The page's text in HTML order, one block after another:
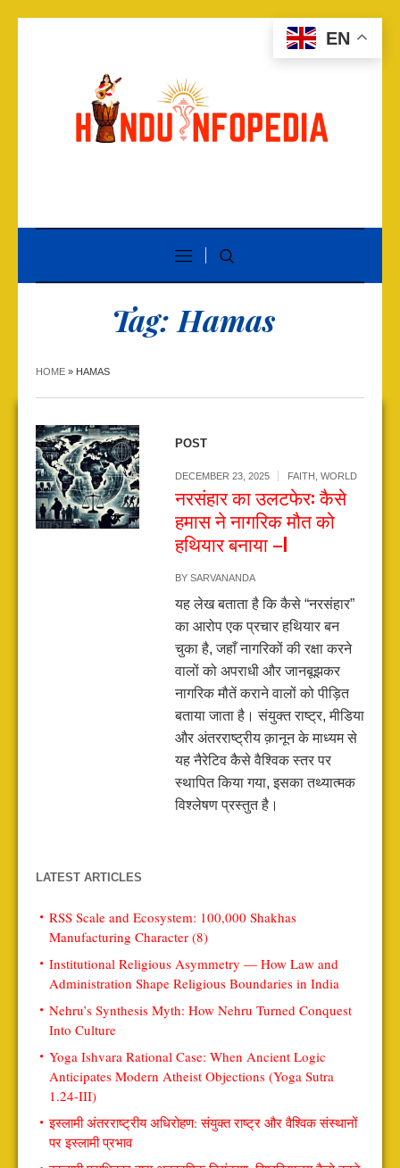
Tag: Hamas
HOME » HAMAS
POST
DECEMBER 23, 2025 FAITH WORLD
नरसंहार का उलटफेर: कैसे
हमास ने नागरिक मौत को
हथियार बनाया –I
BY SARVANANDA
यह लेख बताता है कि कैसे “नरसंहार”
का आरोप एक प्रचार हथियार बन
चुका है, जहाँ नागरिकों की रक्षा करने
वालों को अपराधी और जानबूझकर
नागरिक मौतें कराने वालों को पीड़ित
बताया जाता है। संयुक्त राष्ट्र, मीडिया
और अंतरराष्ट्रीय क़ानून के माध्यम से
यह नैरेटिव कैसे वैश्विक स्तर पर
स्थापित किया गया, इसका तथ्यात्मक
विश्लेषण प्रस्तुत है।
LATEST ARTICLES
RSS Scale and Ecosystem: 100,000 Shakhas
Manufacturing Character (8)
Institutional Religious Asymmetry — How Law and
Administration Shape Religious Boundaries in India
Nehru’s Synthesis Myth: How Nehru Turned Conquest
Into Culture
Yoga Ishvara Rational Case: When Ancient Logic
Anticipates Modern Atheist Objections (Yoga Sutra
1.24-III)
इस्लामी अंतरराष्ट्रीय अधिरोहण: संयुक्त राष्ट्र और वैश्विक संस्थानों
पर इस्लामी प्रभाव
EN